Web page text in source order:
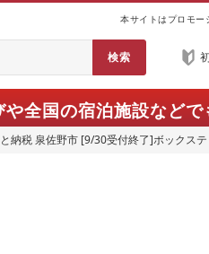
本サイトはプロモー
や全国の宿泊施設などで
納税 泉佐野市 [9/30受付終了]ボックス